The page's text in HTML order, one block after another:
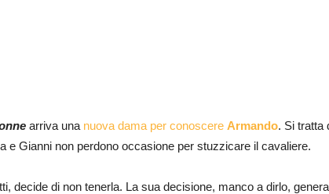
arriva una nuova dama per conoscere Armando. Si tratta
e Gianni non perdono occasione per stuzzicare il cavaliere.
decide di non tenerla. La sua decisione, manco a dirlo,